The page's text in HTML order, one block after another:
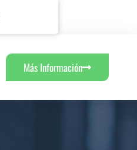
Más Información